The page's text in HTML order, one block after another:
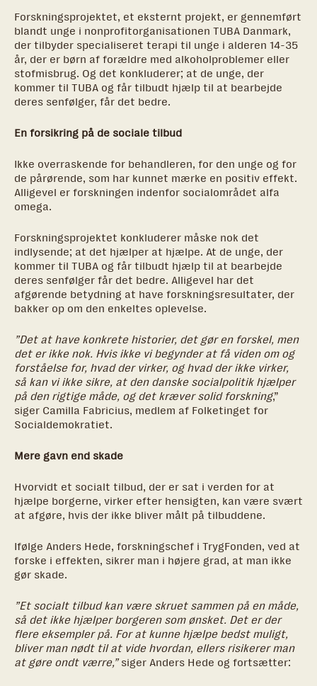
Forskningsprojektet, et eksternt projekt, er gennemført
blandt unge i nonprofitorganisationen TUBA Danmark,
der tilbyder specialiseret terapi til unge i alderen 14-35
år, der er børn af forældre med alkoholproblemer eller
stofmisbrug. Og det konkluderer; at de unge, der
kommer til TUBA og får tilbudt hjælp til at bearbejde
deres senfølger, får det bedre.
En forsikring på de sociale tilbud
Ikke overraskende for behandleren, for den unge og for
de pårørende, som har kunnet mærke en positiv effekt.
Alligevel er forskningen indenfor socialområdet alfa
omega.
Forskningsprojektet konkluderer måske nok det
indlysende; at det hjælper at hjælpe. At de unge, der
kommer til TUBA og får tilbudt hjælp til at bearbejde
deres senfølger får det bedre. Alligevel har det
afgørende betydning at have forskningsresultater, der
bakker op om den enkeltes oplevelse.
”Det at have konkrete historier, det gør en forskel, men
det er ikke nok. Hvis ikke vi begynder at få viden om og
forståelse for, hvad der virker, og hvad der ikke virker,
så kan vi ikke sikre, at den danske socialpolitik hjælper
på den rigtige måde, og det kræver solid forskning,”
siger Camilla Fabricius, medlem af Folketinget for
Socialdemokratiet.
Mere gavn end skade
Hvorvidt et socialt tilbud, der er sat i verden for at
hjælpe borgerne, virker efter hensigten, kan være svært
at afgøre, hvis der ikke bliver målt på tilbuddene.
Ifølge Anders Hede, forskningschef i TrygFonden, ved at
forske i effekten, sikrer man i højere grad, at man ikke
gør skade.
”Et socialt tilbud kan være skruet sammen på en måde,
så det ikke hjælper borgeren som ønsket. Det er der
flere eksempler på. For at kunne hjælpe bedst muligt,
bliver man nødt til at vide hvordan, ellers risikerer man
at gøre ondt værre,”siger Anders Hede og fortsætter: